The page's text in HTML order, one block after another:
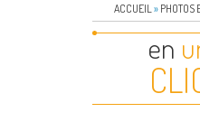
ACCUEIL » PHOTOS
en